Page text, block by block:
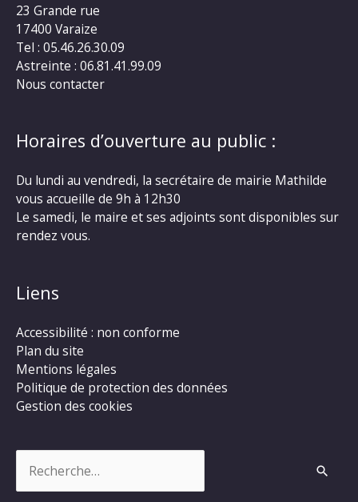
23 Grande rue
17400 Varaize
Tel : 05.46.26.30.09
Astreinte : 06.81.41.99.09
Nous contacter
Horaires d’ouverture au public :
Du lundi au vendredi, la secrétaire de mairie Mathilde
vous accueille de 9h à 12h30
Le samedi, le maire et ses adjoints sont disponibles sur
rendez vous.
Liens
Accessibilité : non conforme
Plan du site
Mentions légales
Politique de protection des données
Gestion des cookies